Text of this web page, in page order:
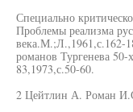
Специально
Проблемы реализма
века.М.;Л.,1961,с.162-
романов Тургенева
83,1973,с.50-60.
2 Цейтлин А. Роман